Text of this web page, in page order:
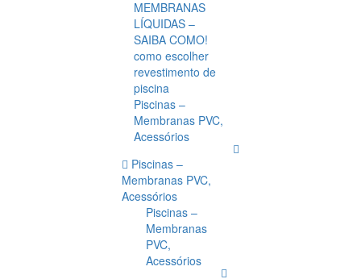
MEMBRANAS
LÍQUIDAS –
SAIBA COMO!
como escolher
revestimento de
piscina
Piscinas –
Membranas PVC,
Acessórios
Piscinas –
Membranas PVC,
Acessórios
Piscinas –
Membranas
PVC,
Acessórios